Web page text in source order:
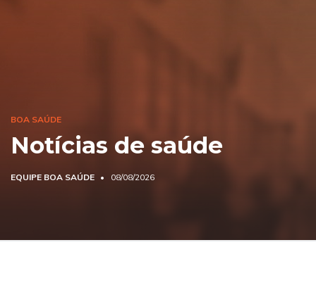
BOA SAÚDE
Notícias de saúde
EQUIPE BOA SAÚDE 08/08/2026